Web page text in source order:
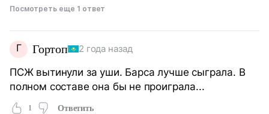
Посмотреть еще 1 ответ
Г Гортоп 2 года назад
ПСЖ вытинули за уши. Барса лучше сыграла. В
полном составе она бы не проиграла...
1 Ответить